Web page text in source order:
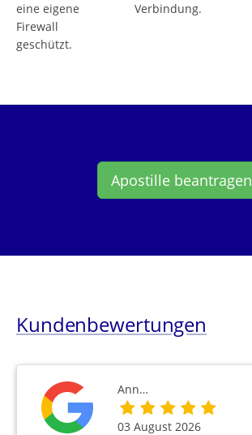
eine eigene
Firewall
geschützt.
Verbindung.
Apostille beantragen
Kundenbewertungen
Ann…
03 August 2026